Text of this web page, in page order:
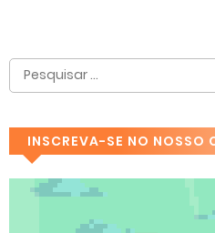
INSCREVA-SE NO NOSSO